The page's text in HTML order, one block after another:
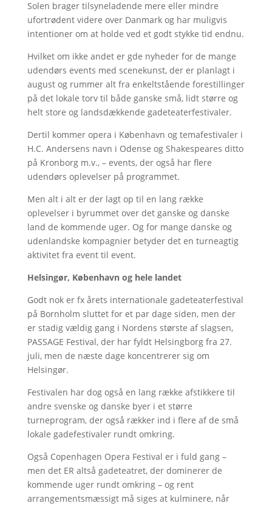
Solen brager tilsyneladende mere eller mindre
ufortrødent videre over Danmark og har muligvis
intentioner om at holde ved et godt stykke tid endnu.
Hvilket om ikke andet er gde nyheder for de mange
udendørs events med scenekunst, der er planlagt i
august og rummer alt fra enkeltstående forestillinger
på det lokale torv til både ganske små, lidt større og
helt store og landsdækkende gadeteaterfestivaler.
Dertil kommer opera i København og temafestivaler i
H.C. Andersens navn i Odense og Shakespeares ditto
på Kronborg m.v., – events, der også har flere
udendørs oplevelser på programmet.
Men alt i alt er der lagt op til en lang række
oplevelser i byrummet over det ganske og danske
land de kommende uger. Og for mange danske og
udenlandske kompagnier betyder det en turneagtig
aktivitet fra event til event.
Helsingør, København og hele landet
Godt nok er fx årets internationale gadeteaterfestival
på Bornholm sluttet for et par dage siden, men der
er stadig vældig gang i Nordens største af slagsen,
PASSAGE Festival, der har fyldt Helsingborg fra 27.
juli, men de næste dage koncentrerer sig om
Helsingør.
Festivalen har dog også en lang række afstikkere til
andre svenske og danske byer i et større
turneprogram, der også rækker ind i flere af de små
lokale gadefestivaler rundt omkring.
Også Copenhagen Opera Festival er i fuld gang –
men det ER altså gadeteatret, der dominerer de
kommende uger rundt omkring – og rent
arrangementsmæssigt må siges at kulminere, når